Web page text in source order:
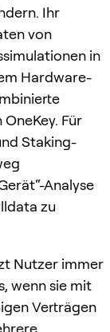
Ihr
von
in
Hardware-
Für
Staking-
Analyse
zu
Nutzer immer
wenn sie mit
Verträgen